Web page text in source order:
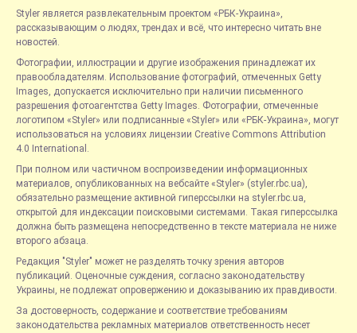
Styler является развлекательным проектом «РБК-Украина»,
рассказывающим о людях, трендах и всё, что интересно читать вне
новостей.
Фотографии, иллюстрации и другие изображения принадлежат их
правообладателям. Использование фотографий, отмеченных Getty
Images, допускается исключительно при наличии письменного
разрешения фотоагентства Getty Images. Фотографии, отмеченные
логотипом «Styler» или подписанные «Styler» или «РБК-Украина», могут
использоваться на условиях лицензии Creative Commons Attribution
4.0 International.
При полном или частичном воспроизведении информационных
материалов, опубликованных на вебсайте «Styler» (styler.rbc.ua),
обязательно размещение активной гиперссылки на styler.rbc.ua,
открытой для индексации поисковыми системами. Такая гиперссылка
должна быть размещена непосредственно в тексте материала не ниже
второго абзаца.
Редакция "Styler" может не разделять точку зрения авторов
публикаций. Оценочные суждения, согласно законодательству
Украины, не подлежат опровержению и доказыванию их правдивости.
За достоверность, содержание и соответствие требованиям
законодательства рекламных материалов ответственность несет